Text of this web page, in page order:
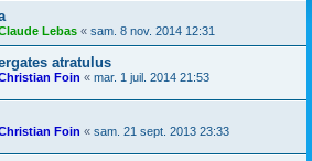
Lebas « sam. 8 nov. 2014 12:31
atratulus
Foin « mar. 1 juil. 2014 21:53
Foin « sam. 21 sept. 2013 23:33